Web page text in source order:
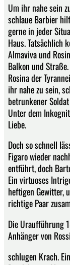
Um ihr nahe sein
schlaue Barbier
gerne in jeder
Haus. Tatsächlich
Almaviva und
Balkon und
Rosina der
ihr nahe zu sein,
betrunkener
Unter dem
Liebe.
Doch so schnell
Figaro wieder
entführt, doch
Ein virtuoses
heftigen Gewitter,
richtige Paar
Die Uraufführung
Anhänger von
schlugen Krach.